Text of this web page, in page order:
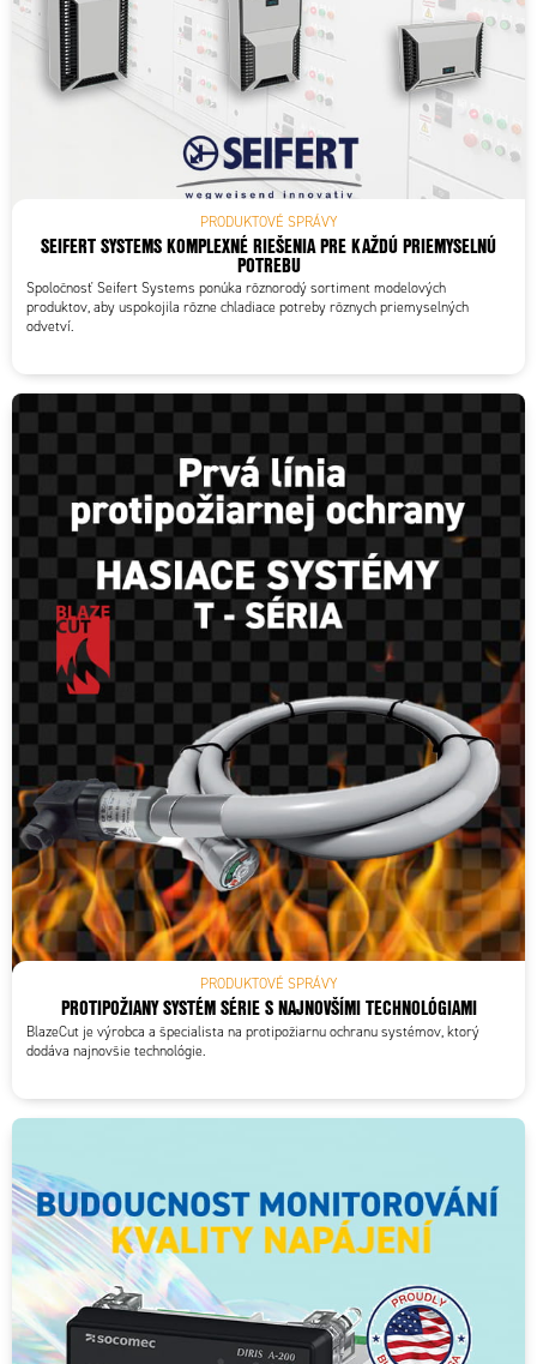
PRODUKTOVÉ SPRÁVY
SEIFERT SYSTEMS KOMPLEXNÉ RIEŠENIA PRE KAŽDÚ PRIEMYSELNÚ
POTREBU
Spoločnosť Seifert Systems ponúka rôznorodý sortiment modelových
produktov, aby uspokojila rôzne chladiace potreby rôznych priemyselných
odvetví.
PRODUKTOVÉ SPRÁVY
PROTIPOŽIANY SYSTÉM SÉRIE S NAJNOVŠÍMI TECHNOLÓGIAMI
BlazeCut je výrobca a špecialista na protipožiarnu ochranu systémov, ktorý
dodáva najnovšie technológie.